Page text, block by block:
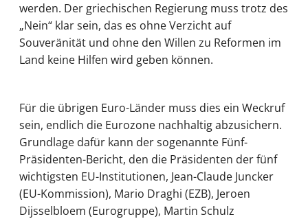
werden. Der griechischen Regierung muss trotz des
„Nein“ klar sein, das es ohne Verzicht auf
Souveränität und ohne den Willen zu Reformen im
Land keine Hilfen wird geben können.
Für die übrigen Euro-Länder muss dies ein Weckruf
sein, endlich die Eurozone nachhaltig abzusichern.
Grundlage dafür kann der sogenannte Fünf-
Präsidenten-Bericht, den die Präsidenten der fünf
wichtigsten EU-Institutionen, Jean-Claude Juncker
(EU-Kommission), Mario Draghi (EZB), Jeroen
Dijsselbloem (Eurogruppe), Martin Schulz